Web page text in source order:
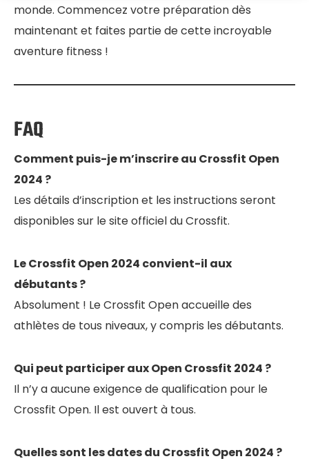
monde. Commencez votre préparation dès
maintenant et faites partie de cette incroyable
aventure fitness !
FAQ
Comment puis-je m’inscrire au Crossfit Open
2024 ?
Les détails d’inscription et les instructions seront
disponibles sur le site officiel du Crossfit.
Le Crossfit Open 2024 convient-il aux
débutants ?
Absolument ! Le Crossfit Open accueille des
athlètes de tous niveaux, y compris les débutants.
Qui peut participer aux Open Crossfit 2024 ?
Il n’y a aucune exigence de qualification pour le
Crossfit Open. Il est ouvert à tous.
Quelles sont les dates du Crossfit Open 2024 ?